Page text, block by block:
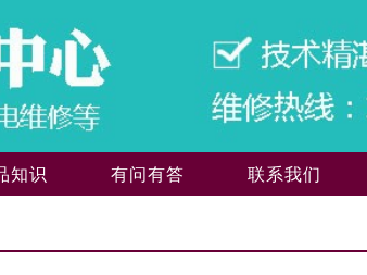
知识 有问有答 联系我们